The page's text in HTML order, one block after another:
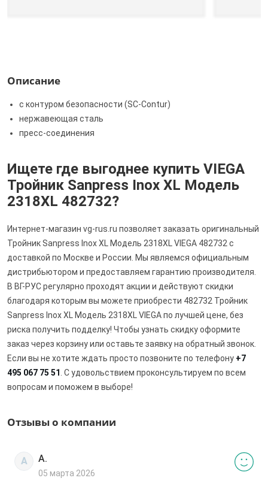
Описание
с контуром безопасности (SC‑Contur)
нержавеющая сталь
пресс-соединения
Ищете где выгоднее купить VIEGA
Тройник Sanpress Inox XL Модель
2318XL 482732?
Интернет-магазин vg-rus.ru позволяет заказать оригинальный
Тройник Sanpress Inox XL Модель 2318XL VIEGA 482732 с
доставкой по Москве и России. Мы являемся официальным
дистрибьютором и предоставляем гарантию производителя.
В ВГ-РУС регулярно проходят акции и действуют скидки
благодаря которым вы можете приобрести 482732 Тройник
Sanpress Inox XL Модель 2318XL VIEGA по лучшей цене, без
риска получить подделку! Чтобы узнать скидку оформите
заказ через корзину или оставьте заявку на обратный звонок.
Если вы не хотите ждать просто позвоните по телефону +7
495 067 75 51 . С удовольствием проконсультируем по всем
вопросам и поможем в выборе!
Отзывы о компании
А А.
05 марта 2026